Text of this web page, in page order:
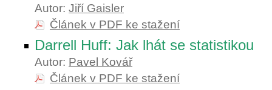
Autor: Jiří Gaisler
Článek v PDF ke stažení
Darrell Huff: Jak lhát se statistikou
Autor: Pavel Kovář
Článek v PDF ke stažení